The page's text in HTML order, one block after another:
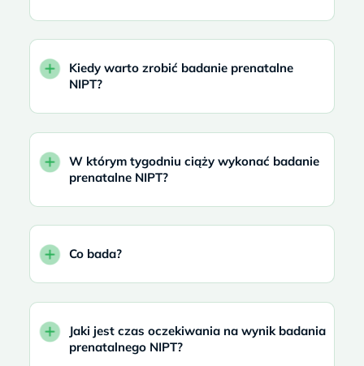
Kiedy warto zrobić badanie prenatalne
NIPT?
W którym tygodniu ciąży wykonać badanie
prenatalne NIPT?
Co bada?
Jaki jest czas oczekiwania na wynik badania
prenatalnego NIPT?